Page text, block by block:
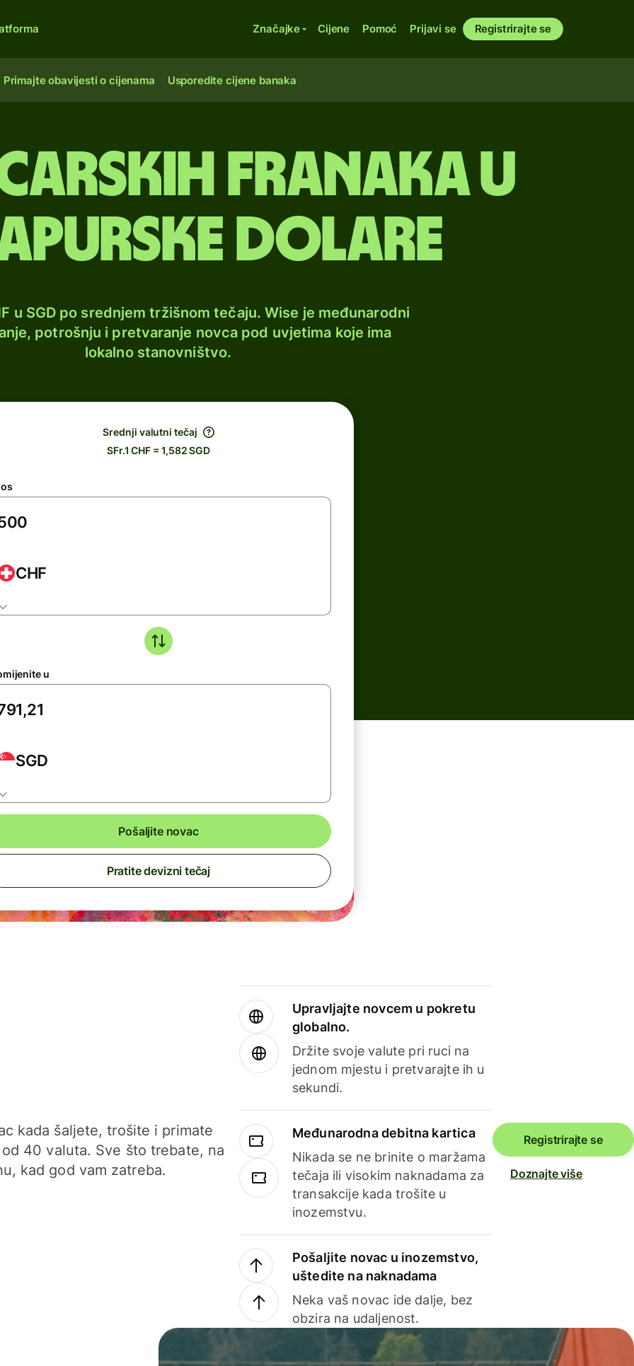
Značajke Cijene Pomoć Prijavi se Registrirajte se
Primajte obavijesti o cijenama Usporedite cijene banaka
franaka u
dolare
u SGD po srednjem tržišnom tečaju. Wise je međunarodni
potrošnju i pretvaranje novca pod uvjetima koje ima
lokalno stanovništvo.
Srednji valutni tečaj
SFr.1 CHF = 1,582 SGD
CHF
u
SGD
Pošaljite novac
Pratite devizni tečaj
kada šaljete, trošite i primate
40 valuta. Sve što trebate, na
kad god vam zatreba.
Upravljajte novcem u pokretu
globalno.
Držite svoje valute pri ruci na
jednom mjestu i pretvarajte ih u
sekundi.
Međunarodna debitna kartica
Nikada se ne brinite o maržama
tečaja ili visokim naknadama za
transakcije kada trošite u
inozemstvu.
Pošaljite novac u inozemstvo,
uštedite na naknadama
Neka vaš novac ide dalje, bez
obzira na udaljenost.
Registrirajte se
Doznajte više